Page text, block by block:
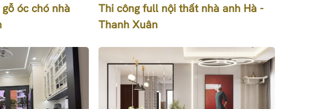
óc chó nhà
Thi công full nội thất nhà anh Hà -
Thanh Xuân